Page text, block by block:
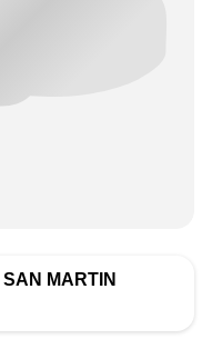
MARTIN